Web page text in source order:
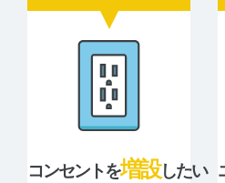
コンセントを増設したい